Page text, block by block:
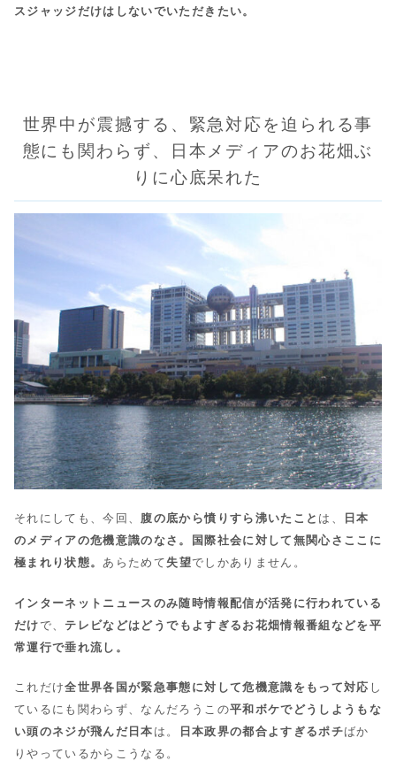
スジャッジだけはしないでいただきたい。
世界中が震撼する、緊急対応を迫られる事
態にも関わらず、日本メディアのお花畑ぶ
りに心底呆れた
それにしても、今回、 腹の底から憤りすら沸いたこと は、
日本
のメディアの危機意識のなさ。国際社会に対して無関心さここに
極まれり状態。あらためて失望でしかありません。
インターネットニュースのみ随時情報配信が活発に行われている
だけで、 テレビなどはどうでもよすぎるお花畑情報番組などを平
常運行で垂れ流し。
これだけ全世界各国が緊急事態に対して危機意識をもって対応 し
ているにも関わらず、なんだろうこの平和ボケでどうしようもな
い頭のネジが飛んだ日本は。 日本政界の都合よすぎるポチばか
りやっているからこうなる。